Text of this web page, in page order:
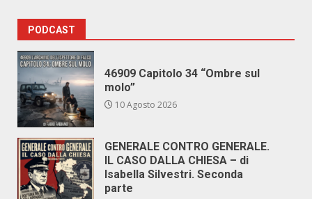
PODCAST
46909 Capitolo 34 “Ombre sul
molo”
10 Agosto 2026
GENERALE CONTRO GENERALE.
IL CASO DALLA CHIESA – di
Isabella Silvestri. Seconda
parte